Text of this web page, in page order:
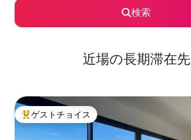
検索
近場の長期滞在先
大好評のゲストチョイスです。
ゲストチョイス